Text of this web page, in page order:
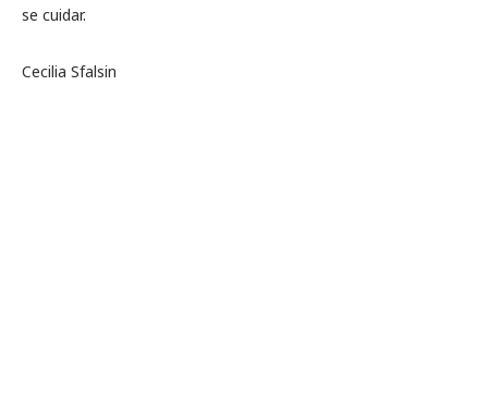
se cuidar.
Cecilia Sfalsin